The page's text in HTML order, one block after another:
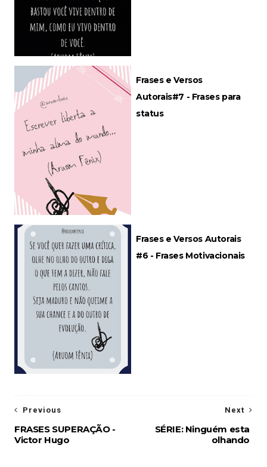
Frases e Versos
Autorais#7 - Frases para
status
Frases e Versos Autorais
#6 - Frases Motivacionais
Next
SÉRIE: Ninguém esta
olhando
Previous
FRASES SUPERAÇÃO -
Victor Hugo